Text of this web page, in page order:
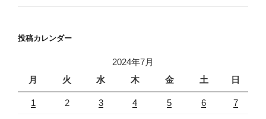
投稿カレンダー
2024年7月
月
火 水 木 金 土 日
1 2 3 4 5 6 7